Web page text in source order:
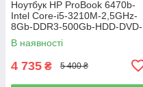
Ноутбук HP ProBook 6470b-
Intel Core-i5-3210M-2,5GHz-
8Gb-DDR3-500Gb-HDD-DVD-
R-W14-HD-Web-(B)-Б/В
В наявності
4 735 ₴ 5 400 ₴